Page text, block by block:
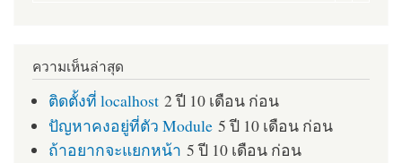
ความเห็นล่าสุด
ติดตั้งที่ localhost 2 ปี 10 เดือน ก่อน
ปัญหาคงอยู่ที่ตัว Module 5 ปี 10 เดือน ก่อน
ถ้าอยากจะแยกหน้า 5 ปี 10 เดือน ก่อน